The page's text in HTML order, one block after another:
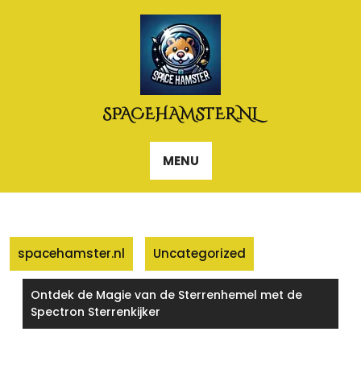
SPACEHAMSTER.NL
MENU
spacehamster.nl Uncategorized
Ontdek de Magie van de Sterrenhemel met de
Spectron Sterrenkijker